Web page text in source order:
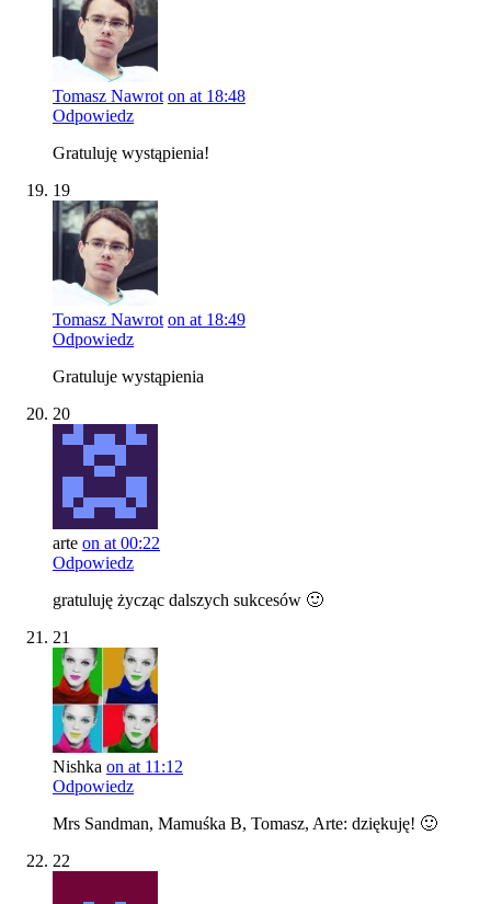
Tomasz Nawrot on at 18:48
Odpowiedz
Gratuluję wystąpienia!
19
Tomasz Nawrot on at 18:49
Odpowiedz
Gratuluje wystąpienia
20
arte on at 00:22
Odpowiedz
gratuluję życząc dalszych sukcesów 🙂
21
Nishka on at 11:12
Odpowiedz
Mrs Sandman, Mamuśka B, Tomasz, Arte: dziękuję! 🙂
22